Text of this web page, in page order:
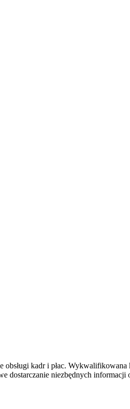
obsługi kadr i płac.
dostarczanie niezbędnych